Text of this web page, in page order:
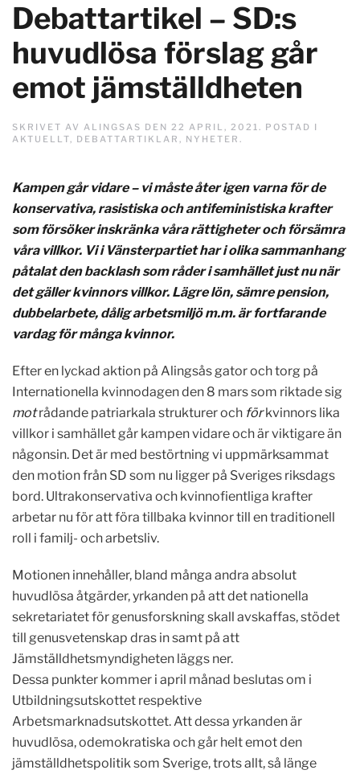
Debattartikel – SD:s
huvudlösa förslag går
emot jämställdheten
SKRIVET AV ALINGSAS DEN 22 APRIL, 2021. POSTAD I
AKTUELLT, DEBATTARTIKLAR , NYHETER .
Kampen går vidare – vi måste åter igen varna för de
konservativa, rasistiska och antifeministiska krafter
som försöker inskränka våra rättigheter och försämra
våra villkor. Vi i Vänsterpartiet har i olika sammanhang
påtalat den backlash som råder i samhället just nu när
det gäller kvinnors villkor. Lägre lön, sämre pension,
dubbelarbete, dålig arbetsmiljö m.m. är fortfarande
vardag för många kvinnor.
Efter en lyckad aktion på Alingsås gator och torg på
Internationella kvinnodagen den 8 mars som riktade sig
motrådande patriarkala strukturer och förkvinnors lika
villkor i samhället går kampen vidare och är viktigare än
någonsin. Det är med bestörtning vi uppmärksammat
den motion från SD som nu ligger på Sveriges riksdags
bord. Ultrakonservativa och kvinnofientliga krafter
arbetar nu för att föra tillbaka kvinnor till en traditionell
roll i familj- och arbetsliv.
Motionen innehåller, bland många andra absolut
huvudlösa åtgärder, yrkanden på att det nationella
sekretariatet för genusforskning skall avskaffas, stödet
till genus­vetenskap dras in samt på att
Jämställdhetsmyndigheten läggs ner.
Dessa punkter kommer i april månad beslutas om i
Utbildningsutskottet respektive
Arbetsmarknadsutskottet. Att dessa yrkanden är
huvudlösa, odemokratiska och går helt emot den
jämställdhetspolitik som Sverige, trots allt, så länge